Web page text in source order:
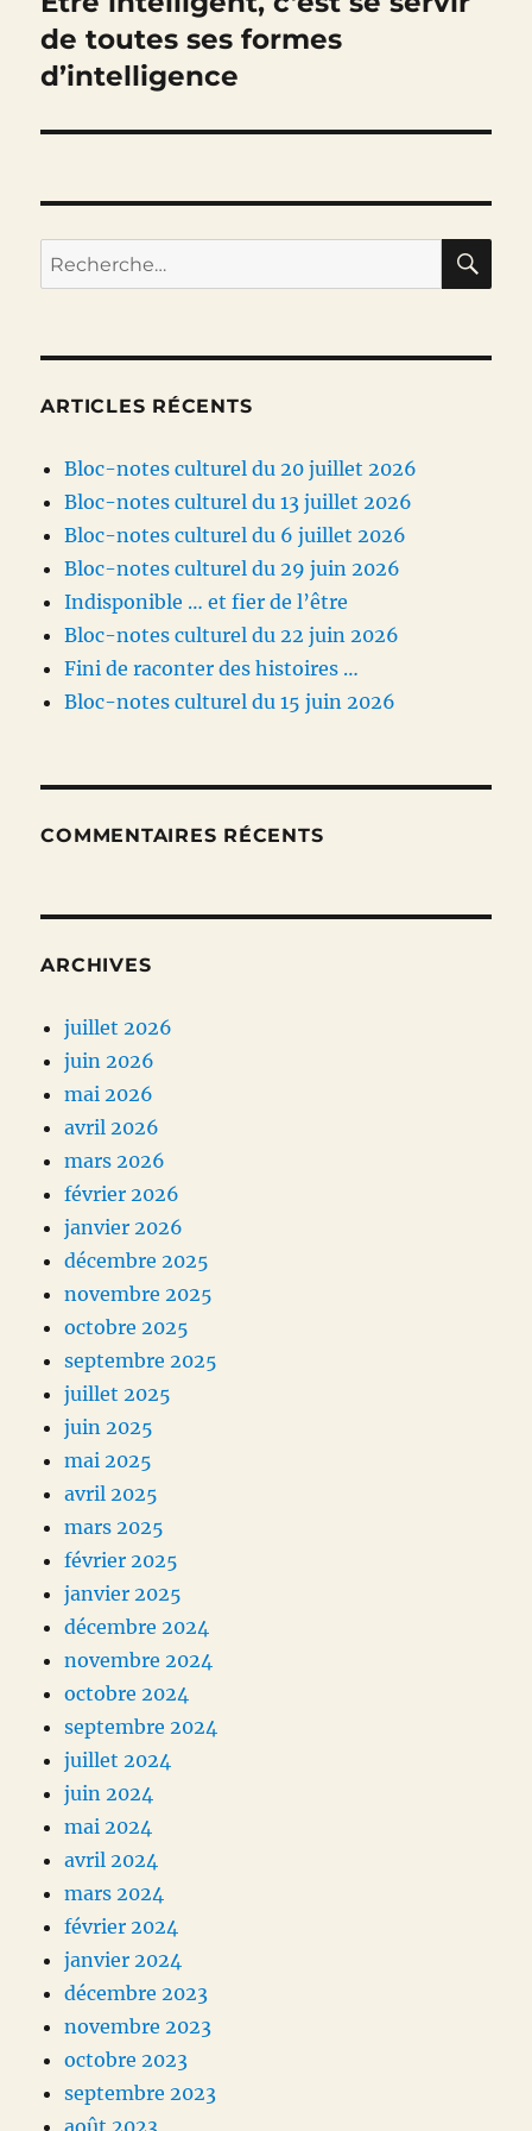
suivante :
de toutes ses formes
d’intelligence
Recherche
pour :
ARTICLES RÉCENTS
Bloc-notes culturel du 20 juillet 2026
Bloc-notes culturel du 13 juillet 2026
Bloc-notes culturel du 6 juillet 2026
Bloc-notes culturel du 29 juin 2026
Indisponible … et fier de l’être
Bloc-notes culturel du 22 juin 2026
Fini de raconter des histoires …
Bloc-notes culturel du 15 juin 2026
COMMENTAIRES RÉCENTS
ARCHIVES
juillet 2026
juin 2026
mai 2026
avril 2026
mars 2026
février 2026
janvier 2026
décembre 2025
novembre 2025
octobre 2025
septembre 2025
juillet 2025
juin 2025
mai 2025
avril 2025
mars 2025
février 2025
janvier 2025
décembre 2024
novembre 2024
octobre 2024
septembre 2024
juillet 2024
juin 2024
mai 2024
avril 2024
mars 2024
février 2024
janvier 2024
décembre 2023
novembre 2023
octobre 2023
septembre 2023